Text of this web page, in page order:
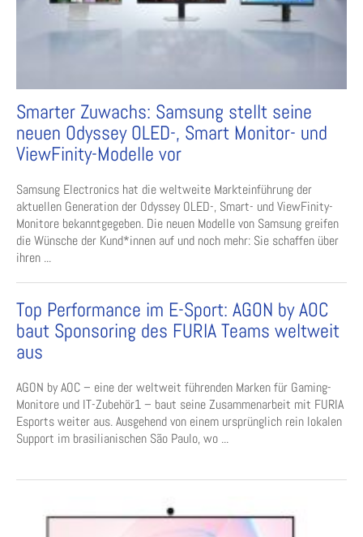
Smarter Zuwachs: Samsung stellt seine
neuen Odyssey OLED-, Smart Monitor- und
ViewFinity-Modelle vor
Samsung Electronics hat die weltweite Markteinführung der
aktuellen Generation der Odyssey OLED-, Smart- und ViewFinity-
Monitore bekanntgegeben. Die neuen Modelle von Samsung greifen
die Wünsche der Kund*innen auf und noch mehr: Sie schaffen über
ihren ...
Top Performance im E-Sport: AGON by AOC
baut Sponsoring des FURIA Teams weltweit
aus
AGON by AOC – eine der weltweit führenden Marken für Gaming-
Monitore und IT-Zubehör1 – baut seine Zusammenarbeit mit FURIA
Esports weiter aus. Ausgehend von einem ursprünglich rein lokalen
Support im brasilianischen São Paulo, wo ...